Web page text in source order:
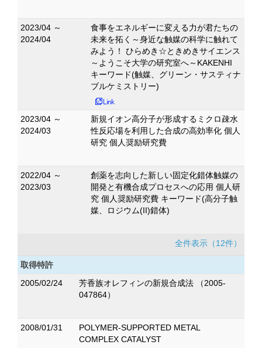
2023/04 ～
2024/04
食事をエネルギーに変える力が君たちの
未来を拓く～身近な触媒の科学に触れて
みよう！ ひらめき☆ときめきサイエンス
～ようこそ大学の研究室へ～KAKENHI
キーワード(触媒、グリーン・サスティナ
ブルケミストリー)
2023/04 ～
2024/03
新規イオン高分子が形成するミクロ疎水
性反応場を利用した合成の高効率化 個人
研究 個人奨励研究費
2022/04 ～
2023/03
創薬を志向した新しい固定化錯体触媒の
開発と有機合成プロセスへの応用 個人研
究 個人奨励研究費 キーワード(高分子触
媒、ロジウム(II)錯体)
全件表示（12件）
取得特許
2005/02/24
芳香族オレフィンの新規合成法 （2005-
047864）
2008/01/31
POLYMER-SUPPORTED METAL
COMPLEX CATALYST